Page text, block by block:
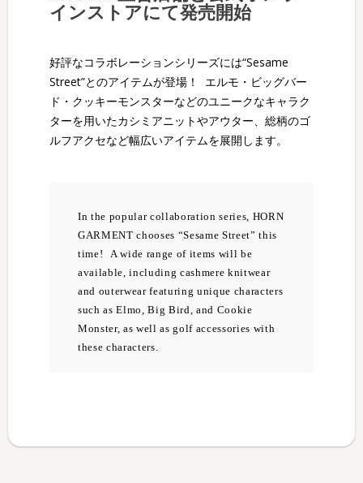
インストアにて発売開始
好評なコラボレーションシリーズには“Sesame
Street”とのアイテムが登場！ エルモ・ビッグバー
ド・クッキーモンスターなどのユニークなキャラク
ターを用いたカシミアニットやアウター、総柄のゴ
ルフアクセなど幅広いアイテムを展開します。
In the popular collaboration series, HORN
GARMENT chooses “Sesame Street” this
time! A wide range of items will be
available, including cashmere knitwear
and outerwear featuring unique characters
such as Elmo, Big Bird, and Cookie
Monster, as well as golf accessories with
these characters.